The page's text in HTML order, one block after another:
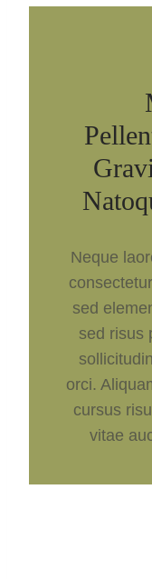
Neque
sed
sed risus
orci.
cursus
vitae